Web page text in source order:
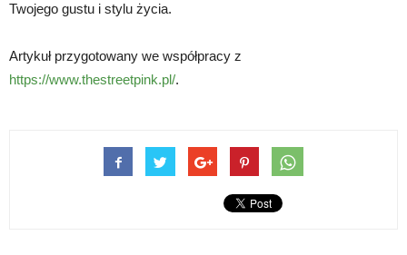
Twojego gustu i stylu życia.
Artykuł przygotowany we współpracy z
https://www.thestreetpink.pl/.